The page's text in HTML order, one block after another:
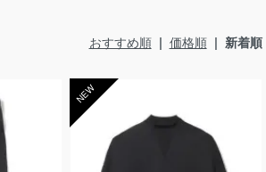
おすすめ順| 価格順| 新着順
NEW